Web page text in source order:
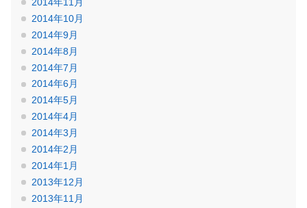
2014年10月
2014年9月
2014年8月
2014年7月
2014年6月
2014年5月
2014年4月
2014年3月
2014年2月
2014年1月
2013年12月
2013年11月